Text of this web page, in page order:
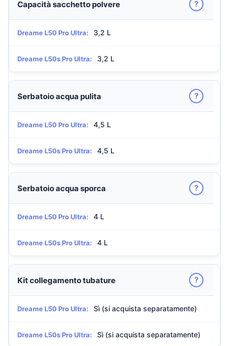
Capacità sacchetto polvere ?
Dreame L50 Pro Ultra: 3,2 L
Dreame L50s Pro Ultra: 3,2 L
Serbatoio acqua pulita ?
Dreame L50 Pro Ultra: 4,5 L
Dreame L50s Pro Ultra: 4,5 L
Serbatoio acqua sporca ?
Dreame L50 Pro Ultra: 4 L
Dreame L50s Pro Ultra: 4 L
Kit collegamento tubature ?
Dreame L50 Pro Ultra: Sì (si acquista separatamente)
Dreame L50s Pro Ultra: Sì (si acquista separatamente)